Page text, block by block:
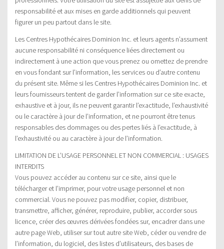
responsabilité et aux mises en garde additionnels qui peuvent
figurer un peu partout dans le site.
Les Centres Hypothécaires Dominion Inc. et leurs agents n’assument
aucune responsabilité ni conséquence liées directement ou
indirectement à une action que vous prenez ou omettez de prendre
en vous fondant sur l’information, les services ou d’autre contenu
du présent site. Même si les Centres Hypothécaires Dominion Inc. et
leurs fournisseurs tentent de garder l’information sur ce site exacte,
exhaustive et à jour, ils ne peuvent garantir l’exactitude, l’exhaustivité
ou le caractère à jour de l’information, et ne pourront être tenus
responsables des dommages ou des pertes liés à l’exactitude, à
l’exhaustivité ou au caractère à jour de l’information.
LIMITATION DE L’USAGE PERSONNEL ET NON COMMERCIAL : USAGES
INTERDITS
Vous pouvez accéder au contenu sur ce site, ainsi que le
télécharger et l’imprimer, pour votre usage personnel et non
commercial. Vous ne pouvez pas modifier, copier, distribuer,
transmettre, afficher, générer, reproduire, publier, accorder sous
licence, créer des œuvres dérivées fondées sur, encadrer dans une
autre page Web, utiliser sur tout autre site Web, céder ou vendre de
l’information, du logiciel, des listes d’utilisateurs, des bases de